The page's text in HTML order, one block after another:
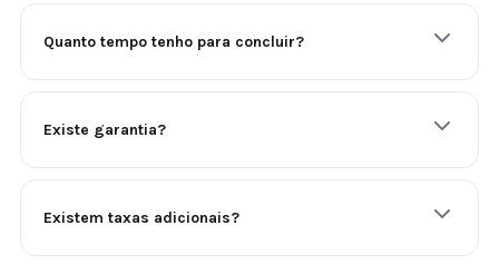
Quanto tempo tenho para concluir?
Existe garantia?
Existem taxas adicionais?